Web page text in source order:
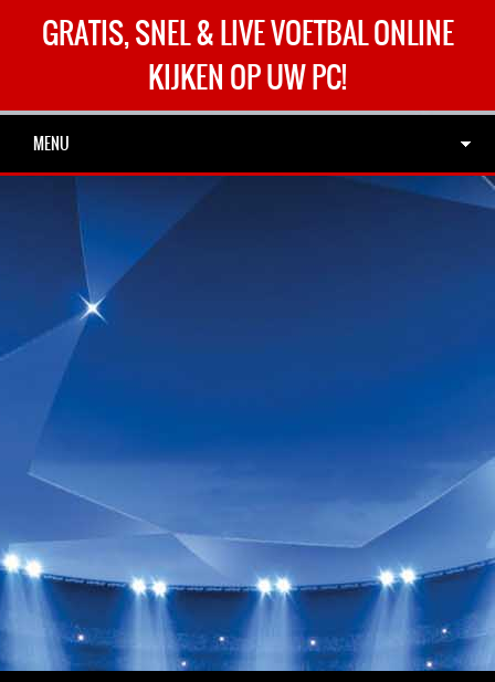
GRATIS, SNEL & LIVE VOETBAL ONLINE
KIJKEN OP UW PC!
MENU